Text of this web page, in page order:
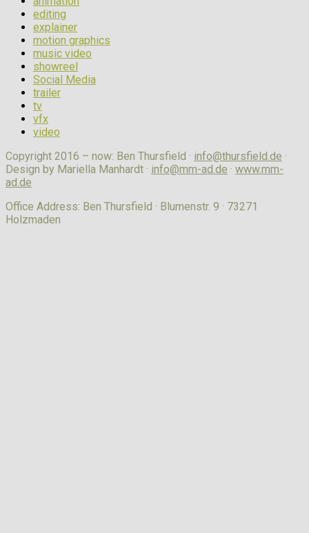
editing
explainer
motion graphics
music video
showreel
Social Media
trailer
tv
vfx
video
Copyright 2016 – now: Ben Thursfield · info@thursfield.de ·
Design by Mariella Manhardt · info@mm-ad.de · www.mm-
ad.de
Office Address: Ben Thursfield · Blumenstr. 9 · 73271
Holzmaden